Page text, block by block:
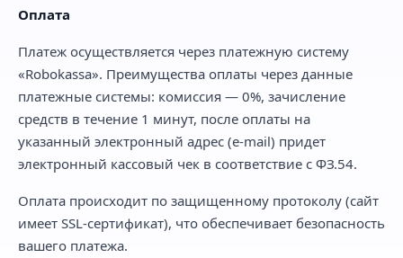
Оплата
Платеж осуществляется через платежную систему
«Robokassa». Преимущества оплаты через данные
платежные системы: комиссия — 0%, зачисление
средств в течение 1 минут, после оплаты на
указанный электронный адрес (e-mail) придет
электронный кассовый чек в соответствие с ФЗ.54.
Оплата происходит по защищенному протоколу (сайт
имеет SSL-сертификат), что обеспечивает безопасность
вашего платежа.